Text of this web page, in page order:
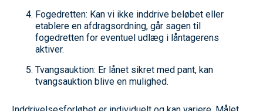
Fogedretten: Kan vi ikke inddrive beløbet eller
etablere en afdragsordning, går sagen til
fogedretten for eventuel udlæg i låntagerens
aktiver.
Tvangsauktion: Er lånet sikret med pant, kan
tvangsauktion blive en mulighed.